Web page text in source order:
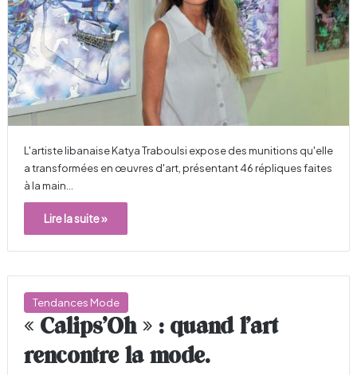
L'artiste libanaise Katya Traboulsi expose des munitions qu'elle
a transformées en œuvres d'art, présentant 46 répliques faites
à la main…
Lire la suite »
Tendances Mode
« Calips’Oh » : quand l’art
rencontre la mode.